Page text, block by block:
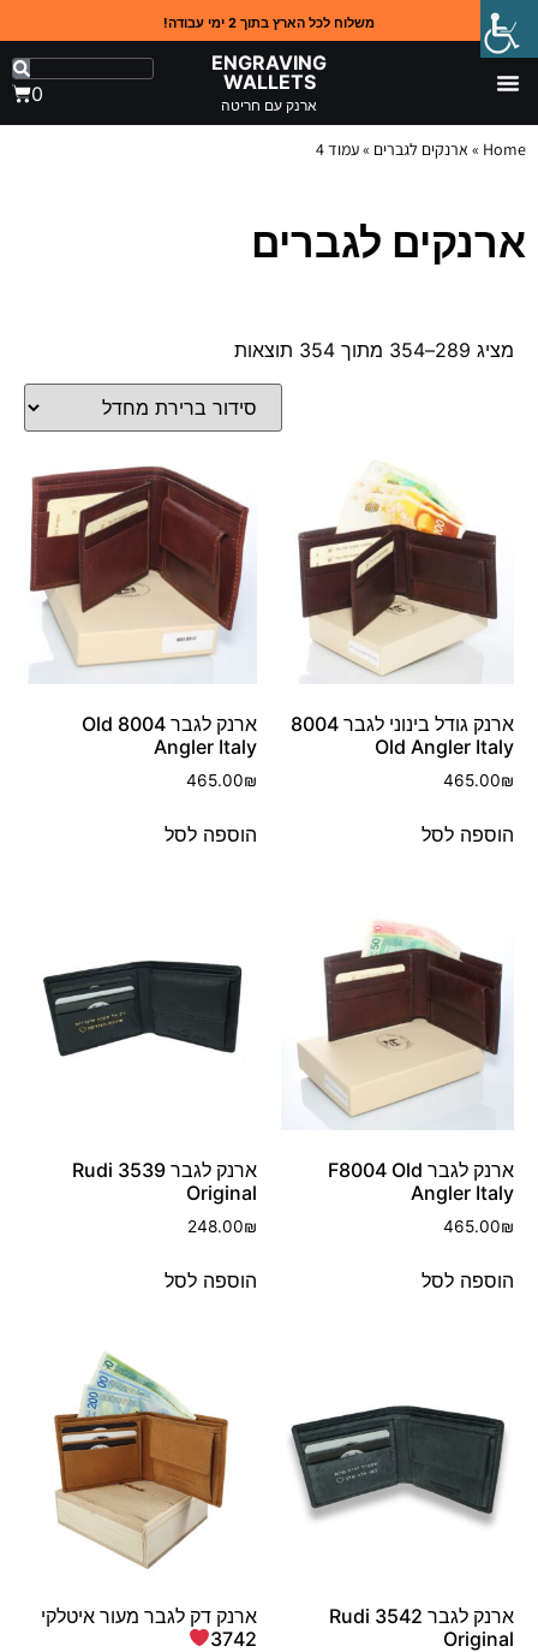
משלוח לכל הארץ בתוך 2 ימי עבודה!
ENGRAVING
WALLETS
ארנק עם חריטה 0
Home
» ארנקים לגברים »עמוד 4
ארנקים לגברים
מציג 289–354 מתוך 354 תוצאות
ארנק גודל בינוני לגבר 8004
Old Angler Italy
465.00₪
הוספה לסל
ארנק לגבר 8004 Old
Angler Italy
465.00₪
הוספה לסל
ארנק לגבר F8004 Old
Angler Italy
465.00₪
הוספה לסל
ארנק לגבר 3539 Rudi
Original
248.00₪
הוספה לסל
ארנק לגבר 3542 Rudi
Original
ארנק דק לגבר מעור איטלקי
3742